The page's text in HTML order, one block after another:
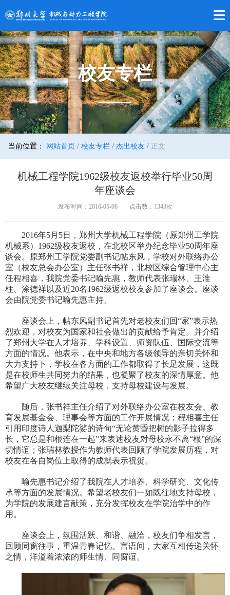
校友专栏
当前位置： 网站首页 / 校友专栏 / 杰出校友 / 正文
机械工程学院1962级校友返校举行毕业50周
年座谈会
发布时间：2016-05-06 点击数： 1343次
2016年5月5日，郑州大学机械工程学院（原郑州工学院
机械系）1962级校友返校，在北校区举办纪念毕业50周年座
谈会。原郑州工学院党委副书记帖东风，学校对外联络办公
室（校友总会办公室）主任张书祥，北校区综合管理中心主
任程相喜，我院党委书记喻先惠，教师代表张瑞林、王淮
柱、涂德祥以及近20名1962级返校校友参加了座谈会。座谈
会由院党委书记喻先惠主持。
座谈会上，帖东风副书记首先对老校友们回“家”表示热
烈欢迎，对校友为国家和社会做出的贡献给予肯定。并介绍
了郑州大学在人才培养、学科设置、师资队伍、国际交流等
方面的情况。他表示，在中央和地方各级领导的亲切关怀和
大力支持下，学校在各方面的工作都取得了长足发展，这既
是在校师生共同努力的结果，也凝聚了校友的深情厚意。他
希望广大校友继续关注母校，支持母校建设与发展。
随后，张书祥主任介绍了对外联络办公室在校友会、教
育发展基金会、理事会等方面的工作开展情况；程相喜主任
引用印度诗人迦梨陀娑的诗句“无论黄昏把树的影子拉得多
长，它总是和根连在一起”来表述校友对母校永不离“根”的深
切情谊；张瑞林教授作为教师代表回顾了学院发展历程，对
校友在各自岗位上取得的成就表示祝贺。
喻先惠书记介绍了我院在人才培养、科学研究、文化传
承等方面的发展情况。希望老校友们一如既往地支持母校，
为学院的发展建言献策，充分发挥校友在学院治学中的作
用。
座谈会上，氛围活跃、和谐、融洽，校友们争相发言，
回顾同窗往事，重温青春记忆。言语间，大家互相传递关怀
之情，洋溢着浓浓的师生情、同窗谊。